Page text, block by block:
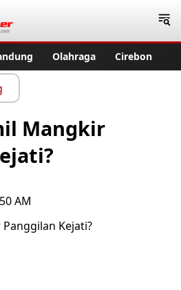
Olahraga Cirebon
Mangkir
AM